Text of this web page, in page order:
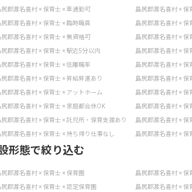
郡渡名喜村 × 保育士 × 車通勤可 島尻郡渡名喜村 × 保
郡渡名喜村 × 保育士 × 臨時職員 島尻郡渡名喜村 × 保
郡渡名喜村 × 保育士 × 無資格可 島尻郡渡名喜村 × 保
郡渡名喜村 × 保育士 × 駅近5分以内 島尻郡渡名喜村 × 保
郡渡名喜村 × 保育士 × 低離職率 島尻郡渡名喜村 × 保
郡渡名喜村 × 保育士 × 昇給昇進あり 島尻郡渡名喜村 × 保
郡渡名喜村 × 保育士 × アットホーム 島尻郡渡名喜村 × 保
郡渡名喜村 × 保育士 × 家庭都合休OK 島尻郡渡名喜村 × 保
郡渡名喜村 × 保育士 × 託児所・保育支援あり 島尻郡渡名喜村 × 保
郡渡名喜村 × 保育士 × 持ち帰り仕事なし 島尻郡渡名喜村 × 保
形態で絞り込む
郡渡名喜村 × 保育士 × 保育園 島尻郡渡名喜村 × 保
郡渡名喜村 × 保育士 × 認定保育園 島尻郡渡名喜村 × 保